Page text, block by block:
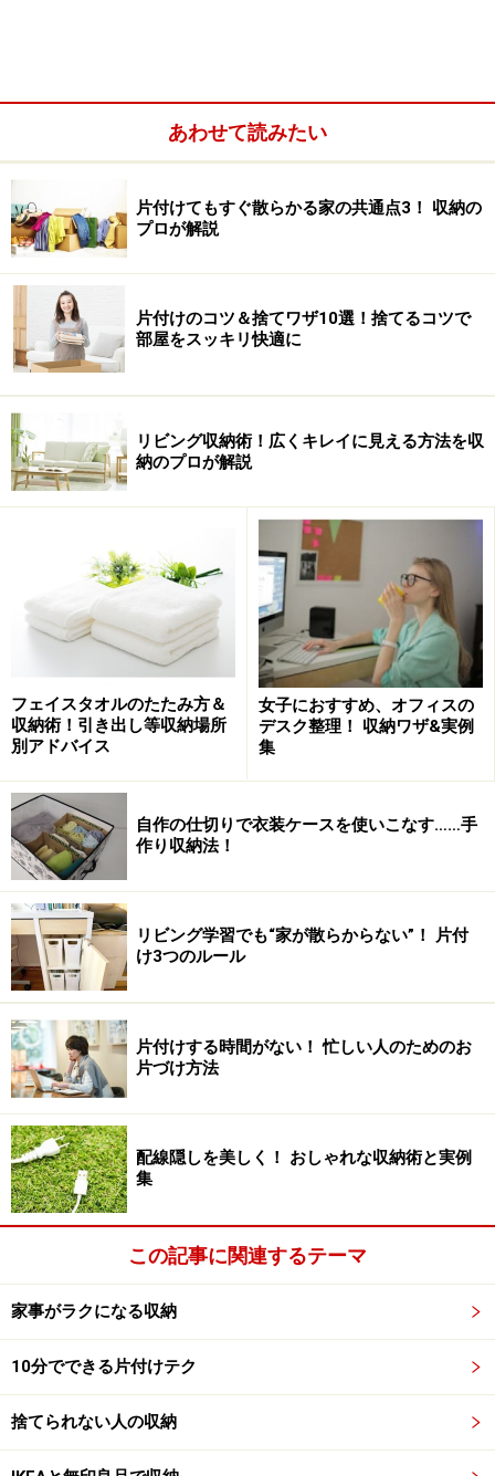
収納用品を買い足したくなる
バランスの崩れに気づいたら、今の収納法に早速テコ入
れをしていきましょう。
収納スペースの容量を知る
ハンガーの向きは揃えるよう気をつけて
服をしまうための収納スペースがどのくらいあるかを知
ることが、収納の第一歩です。選びやすい収納法は、ハ
ンガー掛にした服がズラリと並んだ状態。それなら一目
瞭然で分かりやすいのですが、ハンガーパイプの長さに
も限りがあります。
ちなみに、ハンガーパイプに吊せる枚数の目安を概算で
出してみると、
パイプの長さ○cm÷2cm（洋服1枚の平均幅）＝○枚
予想に反して少ないのでがっかりですか？ 手持ちの服の
大半は、たたんでしまうことになりますので、そのため
の引き出しや棚が必要です。その引き出しや棚がクロー
ゼットのなかにいくつ置けるか？ その個数に収まる数が
手持ち服の限界です。
それならば、部屋の中にも引き出しや棚を置けばいいと
いうことになりますが、部屋が狭くなったり居心地が悪
くならない程度に抑えること。また、収納場所は同じ部
屋で１箇所にまとめるほうが管理しやすいのですが、収
まらないときはシーズンオフの衣類だけ別の場所に分け
あわせて読みたい
片付けてもすぐ散らかる家の共通点3！ 収納の
プロが解説
片付けのコツ＆捨てワザ10選！捨てるコツで
部屋をスッキリ快適に
リビング収納術！広くキレイに見える方法を収
納のプロが解説
フェイスタオルのたたみ方＆
収納術！引き出し等収納場所
別アドバイス
女子におすすめ、オフィスの
デスク整理！ 収納ワザ&実例
集
自作の仕切りで衣装ケースを使いこなす……手
作り収納法！
リビング学習でも“家が散らからない”！ 片付
け3つのルール
片付けする時間がない！ 忙しい人のためのお
片づけ方法
配線隠しを美しく！ おしゃれな収納術と実例
集
この記事に関連するテーマ
家事がラクになる収納
10分でできる片付けテク
捨てられない人の収納